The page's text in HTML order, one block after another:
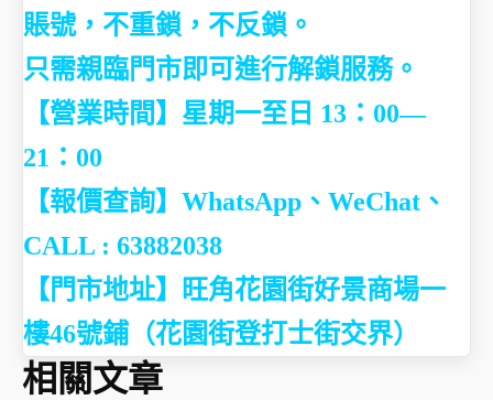
賬號，不重鎖，不反鎖。
只需親臨門市即可進行解鎖服務。
【營業時間】星期一至日 13：00—
21：00
【報價查詢】WhatsApp、WeChat、
CALL : 63882038
【門市地址】
旺角花園街好景商場一
樓46號鋪（花園街登打士街交界）
相關文章